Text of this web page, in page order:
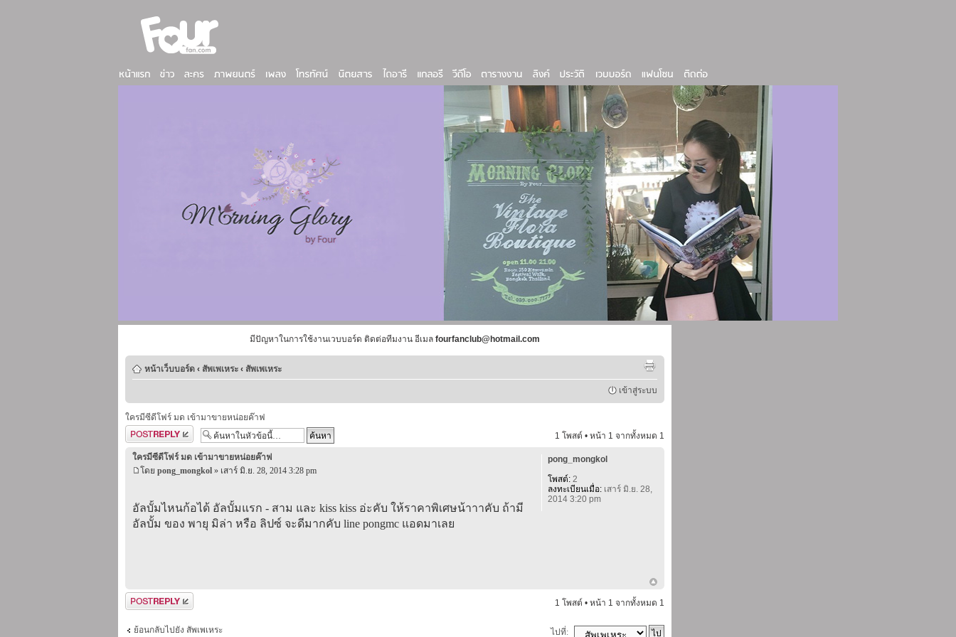
มีปัญหาในการใช้งานเวบบอร์ด ติดต่อทีมงาน อีเมล fourfanclub@hotmail.com
หน้าเว็บบอร์ด ‹ สัพเพเหระ ‹ สัพเพเหระ
เข้าสู่ระบบ
ใครมีซีดีโฟร์ มด เข้ามาขายหน่อยค๊าฟ
ตอบกระทู้
1 โพสต์ • หน้า 1 จากทั้งหมด 1
ใครมีซีดีโฟร์ มด เข้ามาขายหน่อยค๊าฟ
โดย pong_mongkol » เสาร์ มิ.ย. 28, 2014 3:28 pm
อัลบั้มไหนก้อได้ อัลบั้มแรก - สาม และ kiss kiss อ่ะคับ ให้ราคาพิเศษน้าาาคับ ถ้ามี
อัลบั้ม ของ พายุ มิล่า หรือ ลิปซ์ จะดีมากคับ line pongmc แอดมาเลย
pong_mongkol
โพสต์:2
ลงทะเบียนเมื่อ:เสาร์ มิ.ย. 28,
2014 3:20 pm
ตอบกระทู้ 1 โพสต์ • หน้า 1 จากทั้งหมด 1
ย้อนกลับไปยัง สัพเพเหระ ไปที่: